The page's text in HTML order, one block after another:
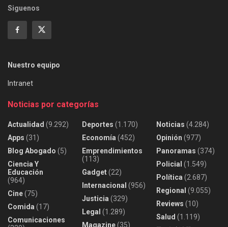
Siguenos
Nuestro equipo
Intranet
Noticias por categorías
Actualidad (9.292)
Apps (31)
Blog Abogado (5)
Ciencia Y
Educación
(964)
Cine(75)
Comida (17)
Comunicaciones
Deportes (1.170)
Economía (452)
Emprendimientos
(113)
Gadget(22)
Internacional (956)
Justicia (329)
Legal (1.289)
Magazine(35)
Noticias (4.284)
Opinión (977)
Panoramas (374)
Policial (1.549)
Política (2.687)
Regional (9.055)
Reviews (10)
Salud (1.119)